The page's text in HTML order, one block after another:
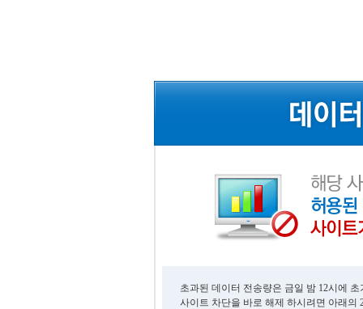
초과된 데이터 전송량은 금일 밤 12시에
사이트 차단을 바로 해제 하시려면 아래의